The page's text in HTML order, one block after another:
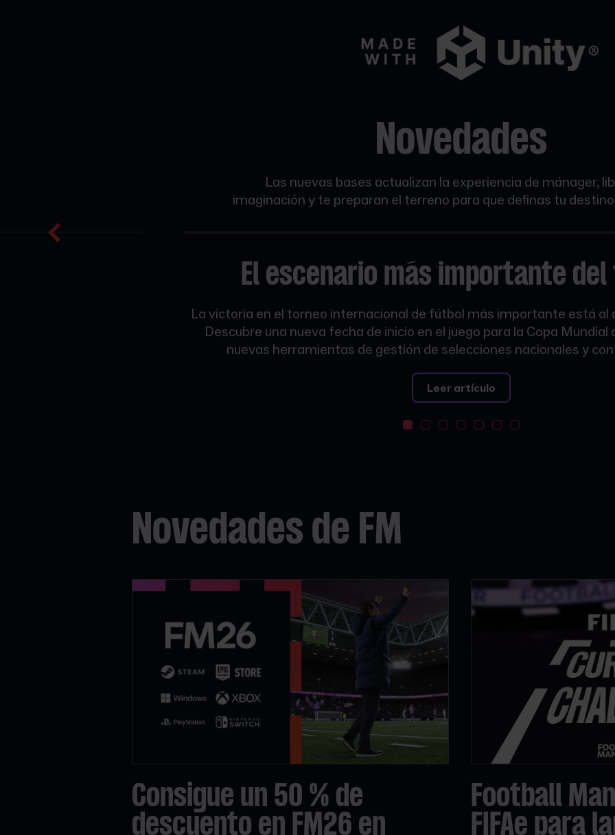
Novedades
Las nuevas bases actualizan la experiencia de mánager,
imaginación y te preparan el terreno para que definas tu
El escenario más importante
La victoria en el torneo internacional de fútbol más importante está al
Descubre una nueva fecha de inicio en el juego para la Copa
nuevas herramientas de gestión de selecciones nacionales y
Leer artículo
Novedades de FM
Consigue un 50 % de
descuento en FM26 en
Football
FIFAe para